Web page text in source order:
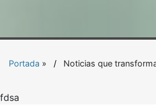
Portada » Noticias que
fdsa